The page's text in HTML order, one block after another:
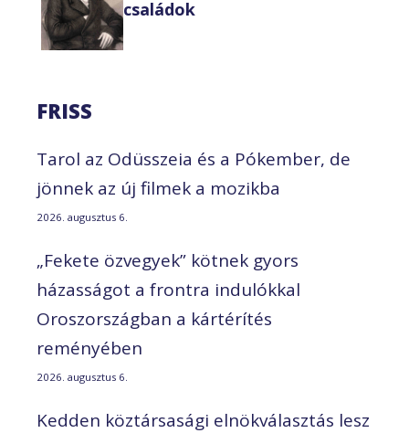
családok
FRISS
Tarol az Odüsszeia és a Pókember, de
jönnek az új filmek a mozikba
2026. augusztus 6.
„Fekete özvegyek” kötnek gyors
házasságot a frontra indulókkal
Oroszországban a kártérítés
reményében
2026. augusztus 6.
Kedden köztársasági elnökválasztás lesz